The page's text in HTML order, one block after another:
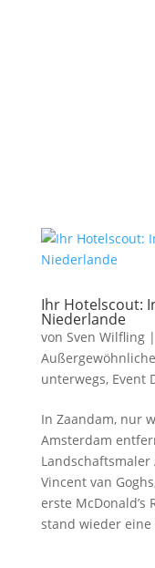
Ihr Hotelscout:
Niederlande
von Sven Wilfling|
unterwegs, Event
In Zaandam, nur
Amsterdam
Vincent van
erste McDonald’s
stand wieder eine